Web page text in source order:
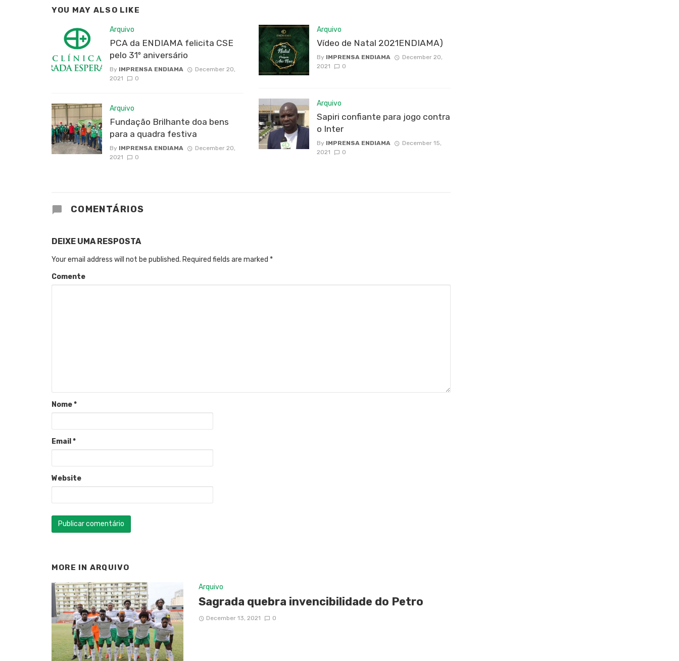
YOU MAY ALSO LIKE
Arquivo
PCA da ENDIAMA felicita CSE
pelo 31º aniversário
By IMPRENSA ENDIAMA
December 20,
2021
0
Arquivo
Fundação Brilhante doa bens
para a quadra festiva
By IMPRENSA ENDIAMA
December 20,
2021
0
Arquivo
Vídeo de Natal 2021ENDIAMA)
By IMPRENSA ENDIAMA
December 20,
2021
0
Arquivo
Sapiri confiante para jogo contra
o Inter
By IMPRENSA ENDIAMA
December 15,
2021
0
COMENTÁRIOS
DEIXE UMA RESPOSTA
Your email address will not be published. Required fields are marked *
Comente
Nome*
Email *
Website
MORE IN ARQUIVO
Arquivo
Sagrada quebra invencibilidade do Petro
December 13, 2021 0